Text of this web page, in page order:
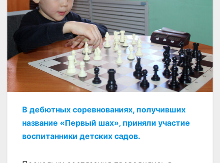
В дебютных соревнованиях, получивших
название «Первый шах», приняли участие
воспитанники детских садов.